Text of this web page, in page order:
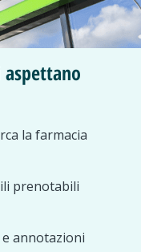
la farmacia
prenotabili
annotazioni